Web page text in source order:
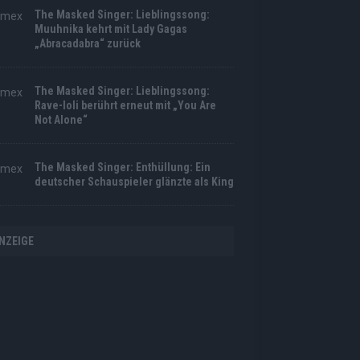
The Masked Singer: Lieblingssong:
Muuhnika kehrt mit Lady Gagas
„Abracadabra“ zurück
The Masked Singer: Lieblingssong:
Rave-Ioli berührt erneut mit „You Are
Not Alone“
The Masked Singer: Enthüllung: Ein
deutscher Schauspieler glänzte als King